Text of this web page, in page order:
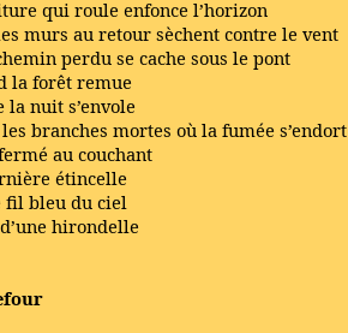
qui roule enfonce l’horizon
murs au retour sèchent contre le vent
perdu se cache sous le pont
la forêt remue
la nuit s’envole
branches mortes où la fumée s’endort
au couchant
étincelle
fil bleu du ciel
hirondelle